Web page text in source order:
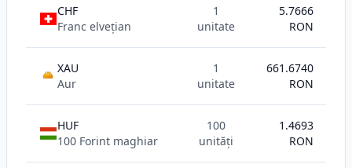
CHF
Franc elvețian
1
unitate
5.7666
RON
AU
XAU
Aur
1
unitate
661.6740
RON
HUF
100 Forint maghiar
100
unități
1.4693
RON